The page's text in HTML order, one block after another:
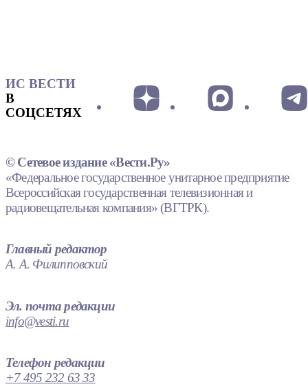
ИС ВЕСТИ
В
СОЦСЕТЯХ
© Сетевое издание «Вести.Ру»
«Федеральное государственное унитарное предприятие
Всероссийская государственная телевизионная и
радиовещательная компания» (ВГТРК).
Главный редактор
А. А. Филипповский
Эл. почта редакции
info@vesti.ru
Телефон редакции
+7 495 232 63 33